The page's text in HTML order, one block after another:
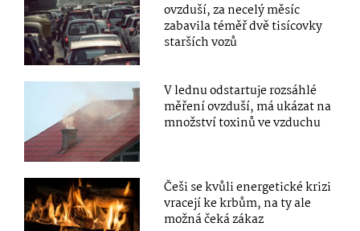
ovzduší, za necelý měsíc
zabavila téměř dvě tisícovky
starších vozů
V lednu odstartuje rozsáhlé
měření ovzduší, má ukázat na
množství toxinů ve vzduchu
Češi se kvůli energetické krizi
vracejí ke krbům, na ty ale
možná čeká zákaz